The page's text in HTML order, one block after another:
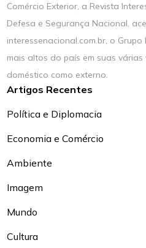
Comércio Exterior, a Revista
Defesa e Segurança Nacional,
interessenacional.com.br, o
mais altos do país em suas
doméstico como externo.
Artigos Recentes
Política e Diplomacia
Economia e Comércio
Ambiente
Imagem
Mundo
Cultura